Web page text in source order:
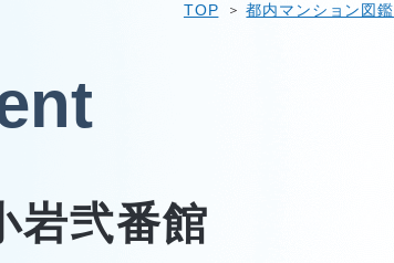
TOP 都内マンション図鑑
岩弐番館